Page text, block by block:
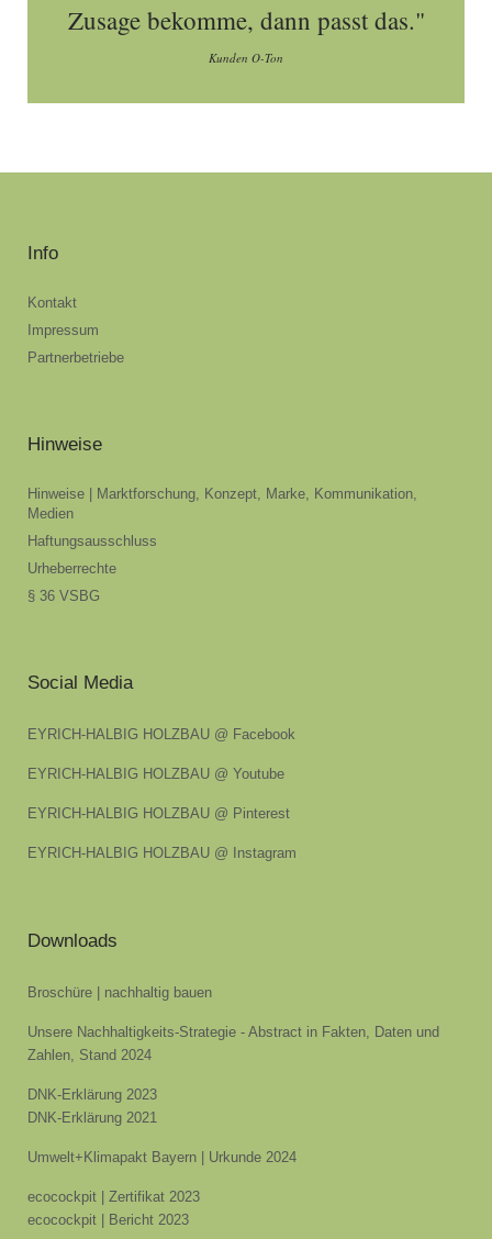
Zusage bekomme, dann passt das."
Kunden O-Ton
Info
Kontakt
Impressum
Partnerbetriebe
Hinweise
Hinweise | Marktforschung, Konzept, Marke, Kommunikation,
Medien
Haftungsausschluss
Urheberrechte
§ 36 VSBG
Social Media
EYRICH-HALBIG HOLZBAU @ Facebook
EYRICH-HALBIG HOLZBAU @ Youtube
EYRICH-HALBIG HOLZBAU @ Pinterest
EYRICH-HALBIG HOLZBAU @ Instagram
Downloads
Broschüre | nachhaltig bauen
Unsere Nachhaltigkeits-Strategie - Abstract in Fakten, Daten und
Zahlen, Stand 2024
DNK-Erklärung 2023
DNK-Erklärung 2021
Umwelt+Klimapakt Bayern | Urkunde 2024
ecocockpit | Zertifikat 2023
ecocockpit | Bericht 2023